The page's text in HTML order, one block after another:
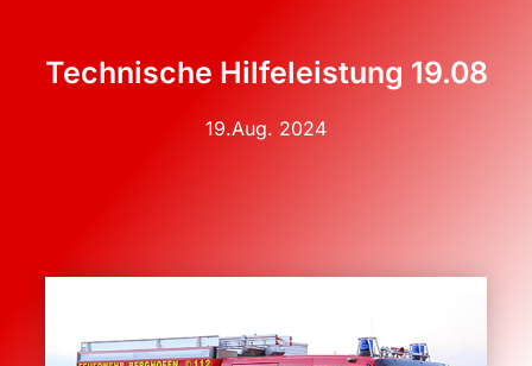
Technische Hilfeleistung 19.08
19.Aug. 2024